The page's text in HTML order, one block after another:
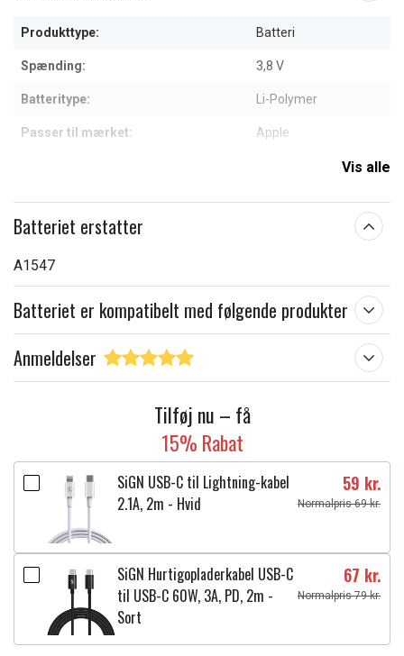
Produkttype: Batteri
Spænding: 3,8 V
Batteritype: Li-Polymer
Passer til mærket: Apple
Vis alle
Batteriet erstatter
A1547
Batteriet er kompatibelt med følgende produkter
Anmeldelser
Tilføj nu – få
15% Rabat
SiGN USB-C til Lightning-kabel
2.1A, 2m - Hvid
59 kr.
Normalpris 69 kr.
SiGN Hurtigopladerkabel USB-C
til USB-C 60W, 3A, PD, 2m -
Sort
67 kr.
Normalpris 79 kr.